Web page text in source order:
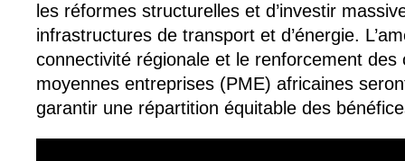
les réformes structurelles et d’investir
infrastructures de transport et d’énergie.
connectivité régionale et le renforcement
moyennes entreprises (PME) africaines
garantir une répartition équitable des